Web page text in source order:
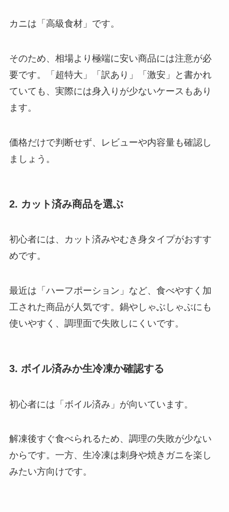
カニは「高級食材」です。
そのため、相場より極端に安い商品には注意が必
要です。「超特大」「訳あり」「激安」と書かれ
ていても、実際には身入りが少ないケースもあり
ます。
価格だけで判断せず、レビューや内容量も確認し
ましょう。
2. カット済み商品を選ぶ
初心者には、カット済みやむき身タイプがおすす
めです。
最近は「ハーフポーション」など、食べやすく加
工された商品が人気です。鍋やしゃぶしゃぶにも
使いやすく、調理面で失敗しにくいです。
3. ボイル済みか生冷凍か確認する
初心者には「ボイル済み」が向いています。
解凍後すぐ食べられるため、調理の失敗が少ない
からです。一方、生冷凍は刺身や焼きガニを楽し
みたい方向けです。